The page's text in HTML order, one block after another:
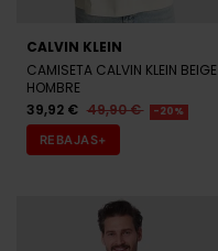
CALVIN KLEIN
CAMISETA CALVIN KLEIN BEIGE
HOMBRE
39,92 € 49,90 € -20%
REBAJAS+